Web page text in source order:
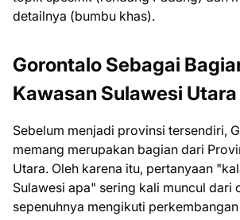
detailnya (bumbu khas).
Gorontalo Sebagai
Kawasan Sulawesi Utara
Sebelum menjadi provinsi tersendiri,
memang merupakan bagian dari
Utara. Oleh karena itu, pertanyaan
Sulawesi apa" sering kali muncul dari
sepenuhnya mengikuti